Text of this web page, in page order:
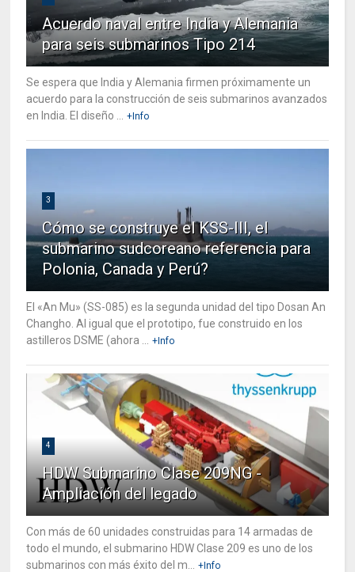
Acuerdo naval entre India y Alemania
para seis submarinos Tipo 214
Se espera que India y Alemania firmen próximamente un
acuerdo para la construcción de seis submarinos avanzados
en India. El diseño ...
+Info
3
Cómo se construye el KSS-III, el
submarino sudcoreano referencia para
Polonia, Canada y Perú?
El «An Mu» (SS-085) es la segunda unidad del tipo Dosan An
Changho. Al igual que el prototipo, fue construido en los
astilleros DSME (ahora ...
+Info
4
HDW Submarino Clase 209NG -
Ampliación del legado
Con más de 60 unidades construidas para 14 armadas de
todo el mundo, el submarino HDW Clase 209 es uno de los
submarinos con más éxito del m...
+Info